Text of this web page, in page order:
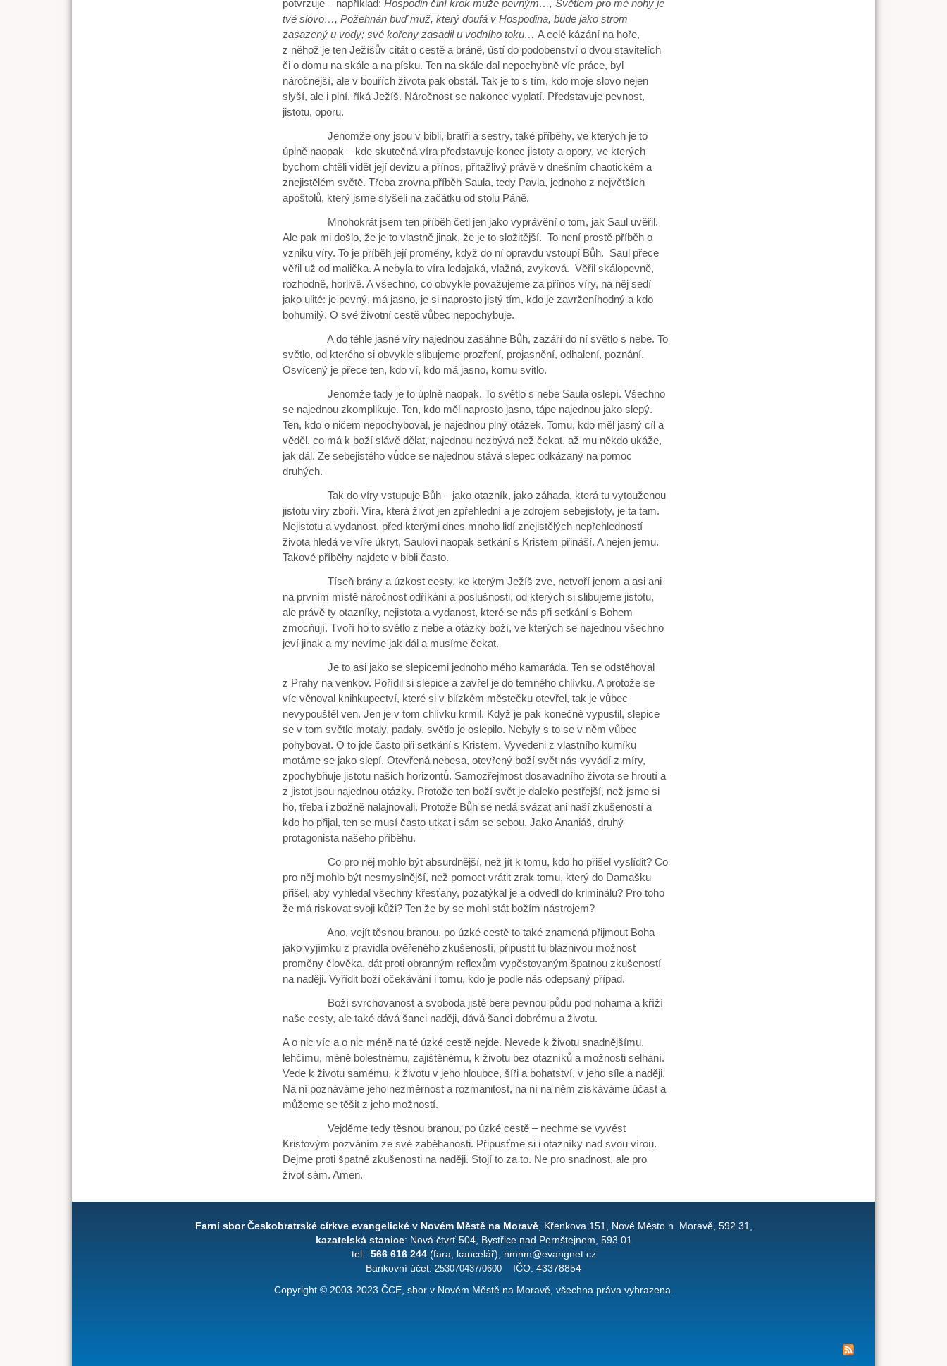
potvrzuje – například: Hospodin činí krok muže pevným…, Světlem pro mé nohy je
tvé slovo…, Požehnán buď muž, který doufá v Hospodina, bude jako strom
zasazený u vody; své kořeny zasadil u vodního toku… A celé kázání na hoře,
z něhož je ten Ježíšův citát o cestě a bráně, ústí do podobenství o dvou stavitelích
či o domu na skále a na písku. Ten na skále dal nepochybně víc práce, byl
náročnější, ale v bouřích života pak obstál. Tak je to s tím, kdo moje slovo nejen
slyší, ale i plní, říká Ježíš. Náročnost se nakonec vyplatí. Představuje pevnost,
jistotu, oporu.
Jenomže ony jsou v bibli, bratři a sestry, také příběhy, ve kterých je to
úplně naopak – kde skutečná víra představuje konec jistoty a opory, ve kterých
bychom chtěli vidět její devizu a přínos, přitažlivý právě v dnešním chaotickém a
znejistělém světě. Třeba zrovna příběh Saula, tedy Pavla, jednoho z největších
apoštolů, který jsme slyšeli na začátku od stolu Páně.
Mnohokrát jsem ten příběh četl jen jako vyprávění o tom, jak Saul uvěřil.
Ale pak mi došlo, že je to vlastně jinak, že je to složitější. To není prostě příběh o
vzniku víry. To je příběh její proměny, když do ní opravdu vstoupí Bůh. Saul přece
věřil už od malička. A nebyla to víra ledajaká, vlažná, zvyková. Věřil skálopevně,
rozhodně, horlivě. A všechno, co obvykle považujeme za přínos víry, na něj sedí
jako ulité: je pevný, má jasno, je si naprosto jistý tím, kdo je zavrženíhodný a kdo
bohumilý. O své životní cestě vůbec nepochybuje.
A do téhle jasné víry najednou zasáhne Bůh, zazáří do ní světlo s nebe. To
světlo, od kterého si obvykle slibujeme prozření, projasnění, odhalení, poznání.
Osvícený je přece ten, kdo ví, kdo má jasno, komu svitlo.
Jenomže tady je to úplně naopak. To světlo s nebe Saula oslepí. Všechno
se najednou zkomplikuje. Ten, kdo měl naprosto jasno, tápe najednou jako slepý.
Ten, kdo o ničem nepochyboval, je najednou plný otázek. Tomu, kdo měl jasný cíl a
věděl, co má k boží slávě dělat, najednou nezbývá než čekat, až mu někdo ukáže,
jak dál. Ze sebejistého vůdce se najednou stává slepec odkázaný na pomoc
druhých.
Tak do víry vstupuje Bůh – jako otazník, jako záhada, která tu vytouženou
jistotu víry zboří. Víra, která život jen zpřehlední a je zdrojem sebejistoty, je ta tam.
Nejistotu a vydanost, před kterými dnes mnoho lidí znejistělých nepřehledností
života hledá ve víře úkryt, Saulovi naopak setkání s Kristem přináší. A nejen jemu.
Takové příběhy najdete v bibli často.
Tíseň brány a úzkost cesty, ke kterým Ježíš zve, netvoří jenom a asi ani
na prvním místě náročnost odříkání a poslušnosti, od kterých si slibujeme jistotu,
ale právě ty otazníky, nejistota a vydanost, které se nás při setkání s Bohem
zmocňují. Tvoří ho to světlo z nebe a otázky boží, ve kterých se najednou všechno
jeví jinak a my nevíme jak dál a musíme čekat.
Je to asi jako se slepicemi jednoho mého kamaráda. Ten se odstěhoval
z Prahy na venkov. Pořídil si slepice a zavřel je do temného chlívku. A protože se
víc věnoval knihkupectví, které si v blízkém městečku otevřel, tak je vůbec
nevypouštěl ven. Jen je v tom chlívku krmil. Když je pak konečně vypustil, slepice
se v tom světle motaly, padaly, světlo je oslepilo. Nebyly s to se v něm vůbec
pohybovat. O to jde často při setkání s Kristem. Vyvedeni z vlastního kurníku
motáme se jako slepí. Otevřená nebesa, otevřený boží svět nás vyvádí z míry,
zpochybňuje jistotu našich horizontů. Samozřejmost dosavadního života se hroutí a
z jistot jsou najednou otázky. Protože ten boží svět je daleko pestřejší, než jsme si
ho, třeba i zbožně nalajnovali. Protože Bůh se nedá svázat ani naší zkušeností a
kdo ho přijal, ten se musí často utkat i sám se sebou. Jako Ananiáš, druhý
protagonista našeho příběhu.
Co pro něj mohlo být absurdnější, než jít k tomu, kdo ho přišel vyslídit? Co
pro něj mohlo být nesmyslnější, než pomoct vrátit zrak tomu, který do Damašku
přišel, aby vyhledal všechny křesťany, pozatýkal je a odvedl do kriminálu? Pro toho
že má riskovat svoji kůži? Ten že by se mohl stát božím nástrojem?
Ano, vejít těsnou branou, po úzké cestě to také znamená přijmout Boha
jako vyjímku z pravidla ověřeného zkušeností, připustit tu bláznivou možnost
proměny člověka, dát proti obranným reflexům vypěstovaným špatnou zkušeností
na naději. Vyřídit boží očekávání i tomu, kdo je podle nás odepsaný případ.
Boží svrchovanost a svoboda jistě bere pevnou půdu pod nohama a kříží
naše cesty, ale také dává šanci naději, dává šanci dobrému a životu.
A o nic víc a o nic méně na té úzké cestě nejde. Nevede k životu snadnějšímu,
lehčímu, méně bolestnému, zajištěnému, k životu bez otazníků a možnosti selhání.
Vede k životu samému, k životu v jeho hloubce, šíři a bohatství, v jeho síle a naději.
Na ní poznáváme jeho nezměrnost a rozmanitost, na ní na něm získáváme účast a
můžeme se těšit z jeho možností.
Vejděme tedy těsnou branou, po úzké cestě – nechme se vyvést
Kristovým pozváním ze své zaběhanosti. Připusťme si i otazníky nad svou vírou.
Dejme proti špatné zkušenosti na naději. Stojí to za to. Ne pro snadnost, ale pro
život sám. Amen.
Farní sbor Českobratrské církve evangelické v Novém Městě na Moravě, Křenkova 151, Nové Město n. Moravě, 592 31,
kazatelská stanice: Nová čtvrť 504, Bystřice nad Pernštejnem, 593 01
tel.: 566 616 244(fara, kancelář), nmnm@evangnet.cz
Bankovní účet: 253070437/0600 IČO: 43378854
Copyright © 2003-2023 ČCE, sbor v Novém Městě na Moravě, všechna práva vyhrazena.